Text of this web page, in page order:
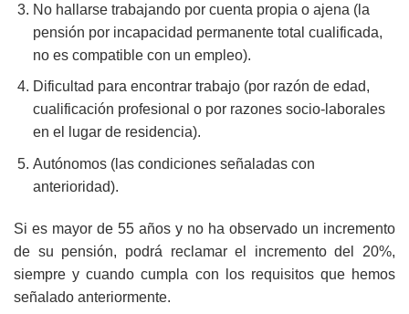
No hallarse trabajando por cuenta propia o ajena (la
pensión por incapacidad permanente total cualificada,
no es compatible con un empleo).
Dificultad para encontrar trabajo (por razón de edad,
cualificación profesional o por razones socio-laborales
en el lugar de residencia).
Autónomos (las condiciones señaladas con
anterioridad).
Si es mayor de 55 años y no ha observado un incremento
de su pensión, podrá reclamar el incremento del 20%,
siempre y cuando cumpla con los requisitos que hemos
señalado anteriormente.